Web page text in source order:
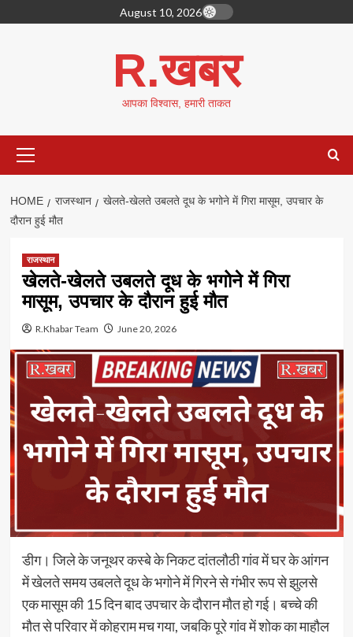
to
August 10, 2026
R.खबर
आपका विश्वास, हमारी ताकत
Menu
HOME राजस्थान
खेलते-खेलते उबलते दूध के भगोने में गिरा मासूम, उपचार के
दौरान हुई मौत
राजस्थान
खेलते-खेलते उबलते दूध के भगोने में गिरा
मासूम, उपचार के दौरान हुई मौत
R.Khabar Team June 20, 2026
डीग। जिले के जनूथर कस्बे के निकट दांतलौठी गांव में घर के आंगन
में खेलते समय उबलते दूध के भगोने में गिरने से गंभीर रूप से झुलसे
एक मासूम की 15 दिन बाद उपचार के दौरान मौत हो गई। बच्चे की
मौत से परिवार में कोहराम मच गया, जबकि पूरे गांव में शोक का माहौल